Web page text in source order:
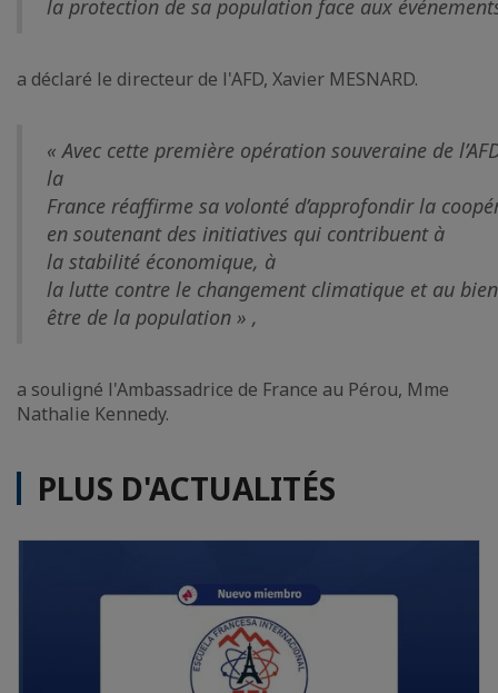
la protection de sa population face aux
a déclaré le directeur de l'AFD, Xavier MESNARD.
« Avec cette première opération souveraine de
la
France réaffirme sa volonté d’approfondir la
en soutenant des initiatives qui contribuent à
la stabilité économique, à
la lutte contre le changement climatique et au
être de la population » ,
a souligné l'Ambassadrice de France au Pérou, Mme
Nathalie Kennedy.
PLUS D'ACTUALITÉS